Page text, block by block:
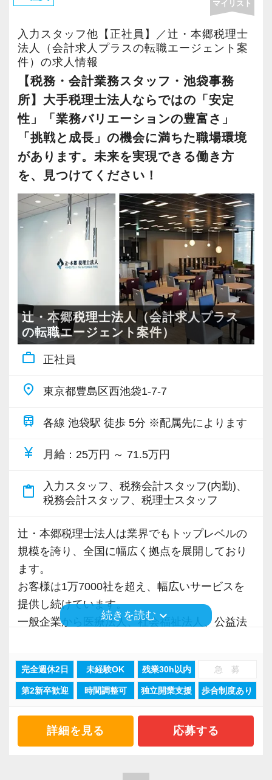
どちらの道であったとしても、当法人は全力で
【コミュニケーションが好きな方、ぜひ一緒に
働きましょう♪】
税理士法人として差別化を図るには、サービス
面の充実は不可欠。
顧問先から見て「困ったときに相談すれば助け
てくれる」「自社のことをよくわかってくれて
いる」と信頼してもらえる、安心できる存在に
なれるかどうかが大切です。
そのために重要となるのが「コミュニケーショ
ン」だと当法人では考えています。
多彩な税務を通じたスキルアップや税理士資格
の取得を目指すのはもちろん、よりお客様と距
離の近いお付き合いをしてみたい方は、ぜひ当
法人へご応募ください！
当法人の理念に共感してくださるあなたと一緒
に、楽しく働けることを楽しみにしています。
【その無駄やめよう！ ～効率化のための基本的
な考え方～】
弊社は極限効率化に社運をかけて挑んでいま
す。
そのために1番大切な事は既存の全ての業務のフ
ローを効率的に見直すことではありません。
一番大事な事は「無駄な業務を全部やめる」と
言う事です。
・無駄な会議・朝礼
・無駄な顧客面談・訪問
・無駄な飲み会・人間関係
・無駄な慣習(スーツ着用など)
・無駄な連絡(遅刻、欠勤時の時の電話連絡など
・無駄な気配り(周りが帰らないから帰りづらい
など)
新しい事を作り上げる事よりも「無駄な業務を
全部やめる」いうほうが圧倒的に楽で簡単で
弊社の効率化のスタートはここにあります。
要業務と定義し、これを効率化するためにシス
【給与に関する考え方】
給与を含め、会計事務所の待遇は一般的にとて
も酷いものが多いと感じています。
額面は少し大きく見せてはいるものの、実はみ
なし残業時間が40時間超も含まれており、さら
にそれを超えた労働時間があっても残業申請出
来ないケースがざらにあります。
ても多いと思います。
繁忙期の長時間労働に加えこの待遇の悪さが会
計事務所の定着率の悪さに直結しているのは明
らかです。
32.5万円という高水準とする報酬体系を採って
正しい在り方である」と確信をもっています。
ださい。
▼弊社の取材動画です。
▼採用面接用プレゼン資料です。興味がある方
はご拝読ください
https://docs.google.com/presentation/d/
jpJvYFJyRwio1NrK6fOdN5rQYuGtB2S9M4/
▼エクセライクの世界観をドラクエ風に表現し
てみました。興味がある方はご拝読ください
https://docs.google.com/presentation/d/
http://tax.excelike.co.jp/company/staff/
トラブルや揉め事を回避するためにスタッフの
人間性には大変気をつけています。
・温厚で優しく、話しやすい人しかいません(事
・9割が未経験者で先輩と言えどもレベル差は感
・全員真面目に仕事に取り組んでいます
http://tax.excelike.co.jp/
・成長著しい会計事務所(年間300社の新規契約
・綺麗なオフィス・快適な空間
・良好な人間関係・飲み会などベタベタした付
き合いはなし。
・短時間で集中して定時でパッと帰る事を推奨
・税理士試験前休暇1週間を有給で全員に付与
（有給休暇とは別に付与）
も600万弱になります。
・訪問はしません。事務所で作業に専念出来る
ので無駄な疲労を回避できます
面談可能（初心者には安心）
・体育会系ではありません（朝礼や体操などの
「カレンダー通りの休暇」という他の会計事務
所では絶対に実現し得ないような生産性を達成
する事が出来ました。
さらに生産性の向上は高収益体質に結びつき、
所属するスタッフはとても優れた報酬体系で働
く事が可能になりました。
ここまでの道のりは決して平たんなものではあ
りませんでしたが、現在は全てのスタッフがス
トレスを抱えることなく、更には十分な報酬を
得ながら税理士試験にも精力的に取り組む事が
弊社の売上高経常利益率は30％に達しており、
現在は悠然と事業を遂行できる体制が整ってい
その結果を受け2年連続でベースアップを行い、
全スタッフの報酬を2年間で160万円以上昇給し
弊社の業態ではクライアントが増えた際の利益
へのインパクトが大きいため今後も更なるベー
スアップを行う予定です。
弊社の尋常ならぬ生産性の高さは、徹底的した
サプライチェーンマネジメントにより実現して
います。
タルデータでシームレスに繋げ、これに会計シ
させる事により極めてスムーズな供給が出来る
体制を構築しています。
この業界は非常に特殊な業界です。クライアン
トは受けきれないほど存在するのに対して深刻
な人材難が続きます。
これに対抗するには生産性を向上するほかない
のは明らかなのに、未だ労働集約的な体質を改
めようとする会計事務所は出てきません。
おいて高い生産性を実現していることが大前提
です。
そのため弊社では理想の職場を今後も追及し続
け、さらなる生産性の向上に取り組みスタッフ
により多くの還元が行える体制の構築を実現し
マイリスト
入力スタッフ他【正社員】／辻・本郷税理士
法人（会計求人プラスの転職エージェント案
件）の求人情報
【税務・会計業務スタッフ・池袋事務
所】大手税理士法人ならではの「安定
性」「業務バリエーションの豊富さ」
「挑戦と成長」の機会に満ちた職場環境
があります。未来を実現できる働き方
を、見つけてください！
辻・本郷税理士法人（会計求人プラス
の転職エージェント案件）
work_outline 正社員
place 東京都豊島区西池袋1-7-7
train 各線 池袋駅 徒歩 5分 ※配属先によります
currency_yen 月給 ：25万円 ～ 71.5万円
content_paste
入力スタッフ、税務会計スタッフ(内勤)、
税務会計スタッフ、税理士スタッフ
辻・本郷税理士法人は業界でもトップレベルの
規模を誇り、全国に幅広く拠点を展開しており
ます。
お客様は1万7000社を超え、幅広いサービスを
提供し続けています。
一般企業から医療法人、社会福祉法人、公益法
業務経験を積む事ができます。
そんな環境があるからこそ業務バリエーション
援、事業承継、相続、M＆A、再編・再生、国際
税務など、幅広い分野での税務・会計業務を経
続きを読む keyboard_arrow_down
完全週休2日 未経験OK 残業30h以内 急 募
第2新卒歓迎 時間調整可 独立開業支援 歩合制度あり
詳細を見る 応募する